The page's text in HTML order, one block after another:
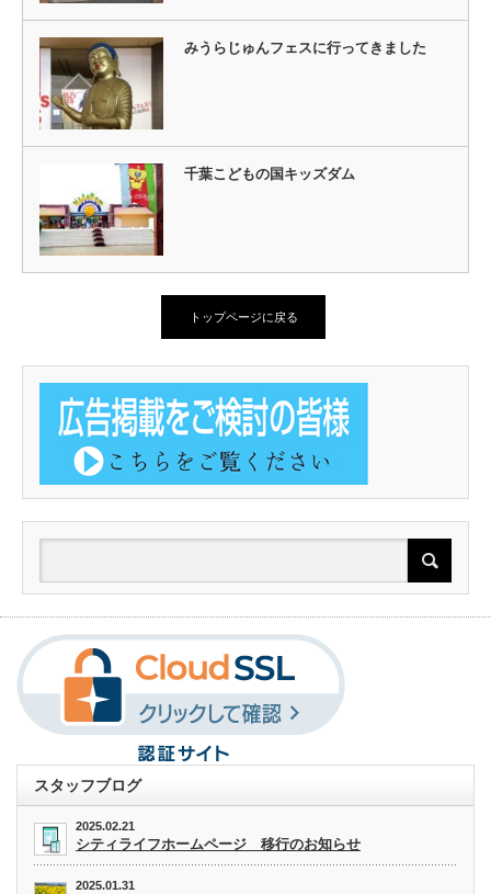
みうらじゅんフェスに行ってきました
千葉こどもの国キッズダム
トップページに戻る
スタッフブログ
2025.02.21
シティライフホームページ 移行のお知らせ
2025.01.31